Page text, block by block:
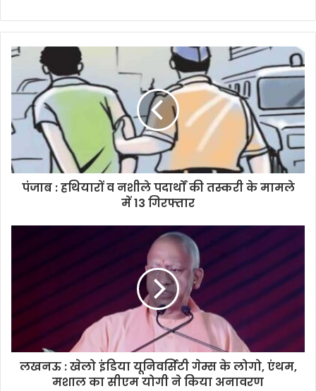
c
b
o
o
k
i
e
r
a
A
a
l
p
n
k
a
e
पंजाब : हथियारों व नशीले पदार्थों की तस्करी के मामले
में 13 गिरफ्तार
लखनऊ : खेलो इंडिया यूनिवर्सिटी गेम्स के लोगो, एंथम,
मशाल का सीएम योगी ने किया अनावरण